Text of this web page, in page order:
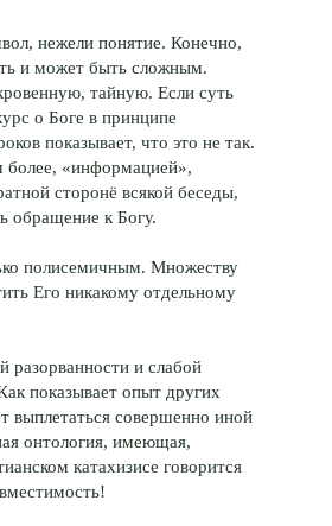
нежели понятие. Конечно,
и может быть сложным.
тайную. Если суть
о Боге в принципе
показывает, что это не так.
более, «информацией»,
сторонё всякой беседы,
обращение к Богу.
полисемичным. Множеству
Его никакому отдельному
разорванности и слабой
показывает опыт других
выплетаться совершенно иной
онтология, имеющая,
катахизисе говорится